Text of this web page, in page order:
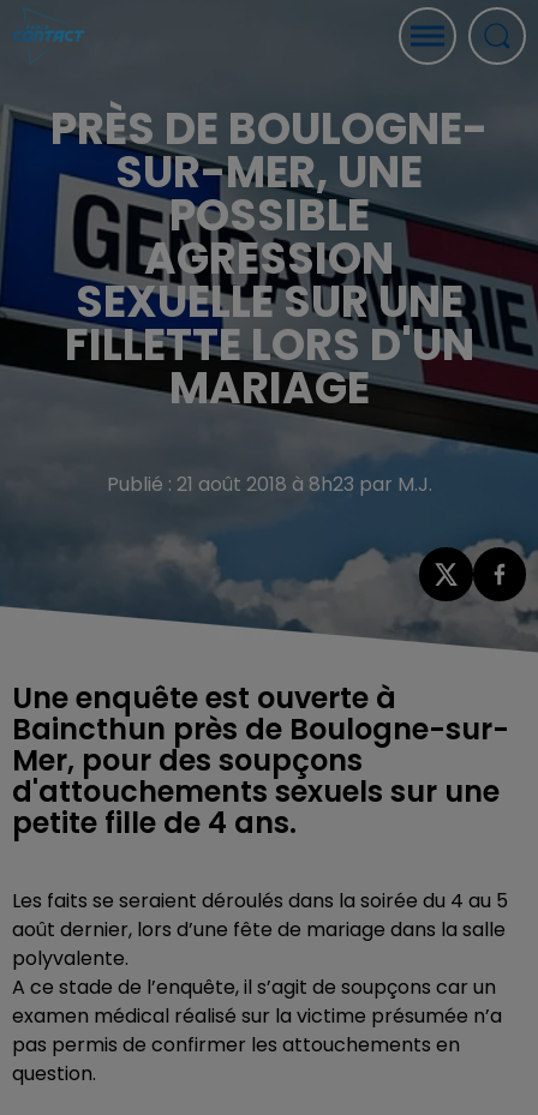
PRÈS DE BOULOGNE-
SUR-MER, UNE
POSSIBLE
AGRESSION
SEXUELLE SUR UNE
FILLETTE LORS D'UN
MARIAGE
Publié : 21 août 2018 à 8h23 par M.J.
Une enquête est ouverte à
Baincthun près de Boulogne-sur-
Mer, pour des soupçons
d'attouchements sexuels sur une
petite fille de 4 ans.
Les faits se seraient déroulés dans la soirée du 4 au 5
août dernier, lors d’une fête de mariage dans la salle
polyvalente.
A ce stade de l’enquête, il s’agit de soupçons car un
examen médical réalisé sur la victime présumée n’a
pas permis de confirmer les attouchements en
question.